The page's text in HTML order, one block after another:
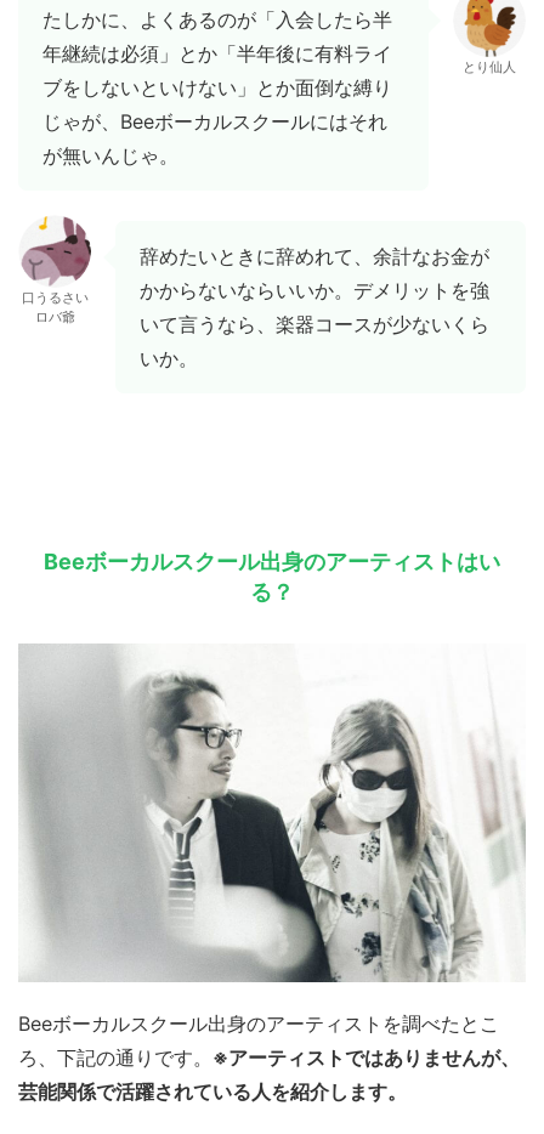
たしかに、よくあるのが「入会したら半
年継続は必須」とか「半年後に有料ライ
ブをしないといけない」とか面倒な縛り
じゃが、Beeボーカルスクールにはそれ
が無いんじゃ。
とり仙人
口うるさい
ロバ爺
辞めたいときに辞めれて、余計なお金が
かからないならいいか。デメリットを強
いて言うなら、楽器コースが少ないくら
いか。
Beeボーカルスクール出身のアーティストはい
る？
Beeボーカルスクール出身のアーティストを調べたとこ
ろ、下記の通りです。 ※アーティストではありませんが、
芸能関係で活躍されている人を紹介します。